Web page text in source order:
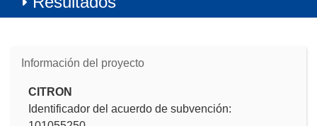
Información del proyecto
CITRON
Identificador del acuerdo de subvención: